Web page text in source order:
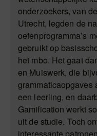
onderzoekers, van
Utrecht, legden de
oefenprogramma’s
gebruikt op
het mbo. Het gaat
en Muiswerk, die
grammaticaopgaves
een leerling, en
Gamification werkt
uit de studie. Toch
interessante